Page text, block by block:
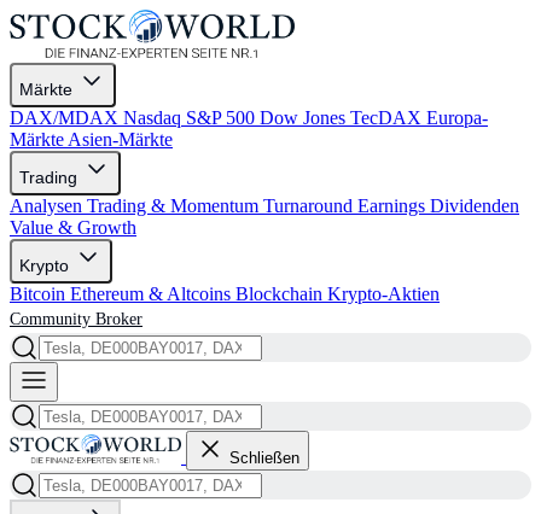
Märkte
DAX/MDAX Nasdaq S&P 500 Dow Jones TecDAX Europa-
Märkte Asien-Märkte
Trading
Analysen Trading & Momentum Turnaround Earnings Dividenden
Value & Growth
Krypto
Bitcoin Ethereum & Altcoins Blockchain Krypto-Aktien
Community Broker
Schließen